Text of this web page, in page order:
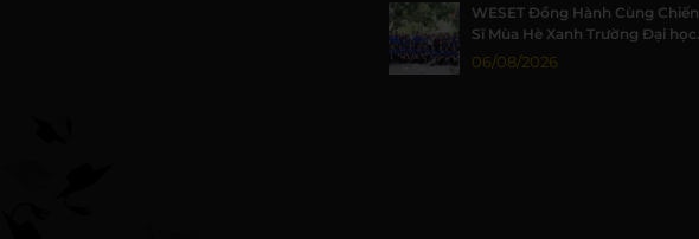
WESET Đồng Hành Cùng Chiến
Sĩ Mùa Hè Xanh Trường Đại học
Khoa học Tự nhiên, ĐHQG-HCM
06/08/2026